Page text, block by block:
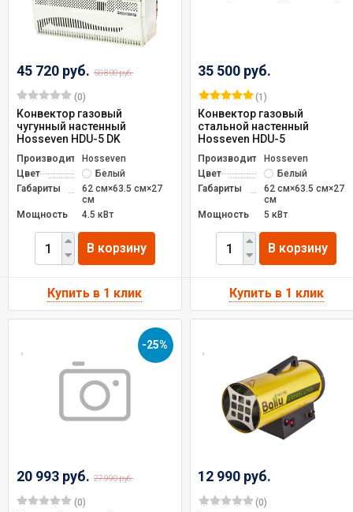
45 720 руб. 50 800 руб.
(0)
Конвектор газовый
чугунный настенный
Hosseven HDU-5 DK
ПроизводительHosseven
Цвет
Белый
Габариты
62 см×63.5 см×27
см
Мощность
4.5 кВт
В корзину
35 500 руб.
(1)
Конвектор газовый
стальной настенный
Hosseven HDU-5
ПроизводительHosseven
Цвет
Белый
Габариты
62 см×63.5 см×27
см
Мощность
5 кВт
В корзину
-25%
20 993 руб. 27 990 руб.
(0)
12 990 руб.
(0)